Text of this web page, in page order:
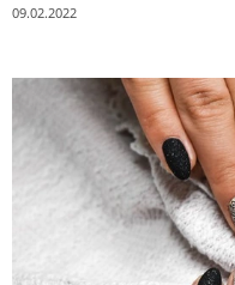
09.02.2022